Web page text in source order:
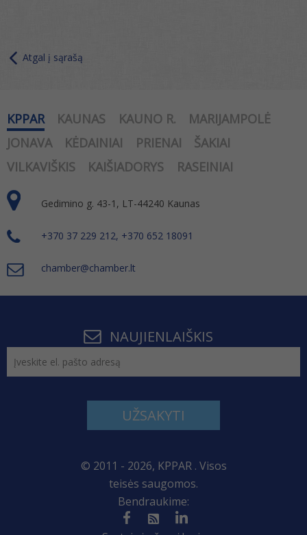
Atgal į sąrašą
KPPAR KAUNAS KAUNO R.
MARIJAMPOLĖ
JONAVA
KĖDAINIAI PRIENAI
ŠAKIAI
VILKAVIŠKIS
KAIŠIADORYS RASEINIAI
Gedimino g. 43-1, LT-44240 Kaunas
+370 37 229 212, +370 652 18091
chamber@chamber.lt
NAUJIENLAIŠKIS
UŽSAKYTI
© 2011 - 2026, KPPAR . Visos
teisės saugomos.
Bendraukime: